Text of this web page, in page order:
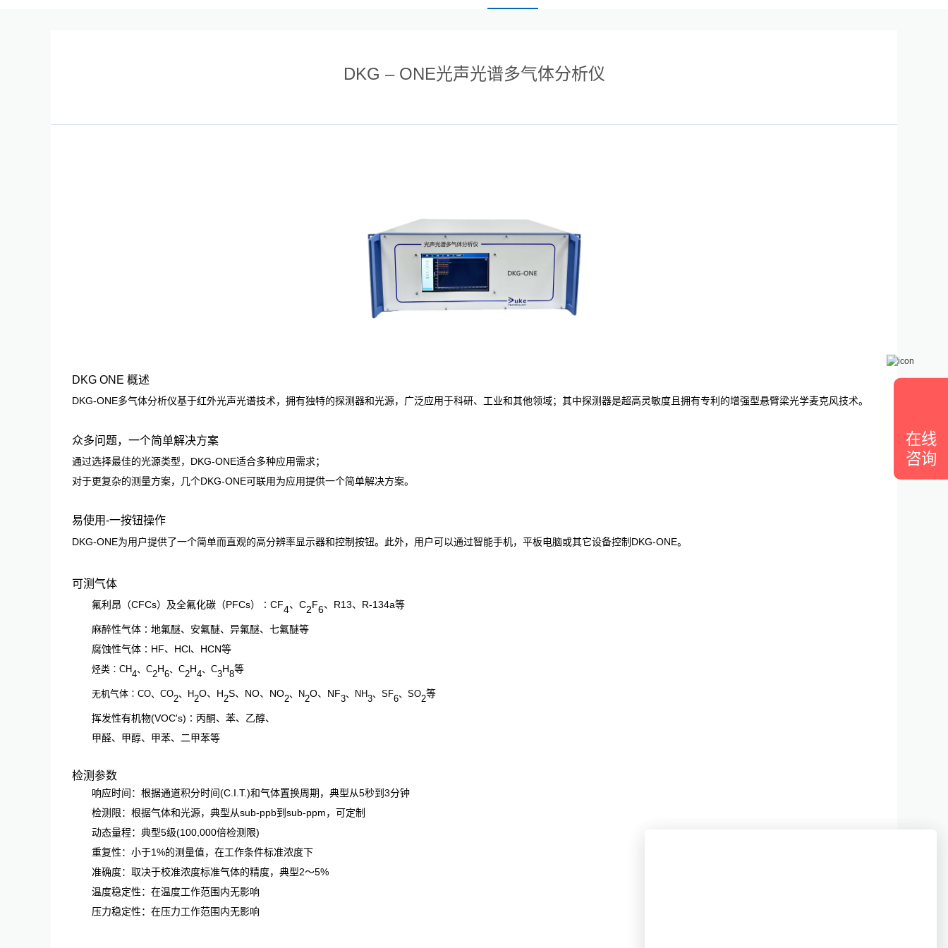
DKG – ONE光声光谱多气体分析仪
DKG ONE 概述
DKG-ONE多气体分析仪基于红外光声光谱技术，拥有独特的探测器和光源，广泛应用于科研、工业和其他领域；其中探测器是超高灵敏度且拥有专利的增强型悬臂梁光学麦克风技术。
众多问题，一个简单解决方案
通过选择最佳的光源类型，DKG-ONE适合多种应用需求；
对于更复杂的测量方案，几个DKG-ONE可联用为应用提供一个简单解决方案。
易使用-一按钮操作
DKG-ONE为用户提供了一个简单而直观的高分辨率显示器和控制按钮。此外，用户可以通过智能手机，平板电脑或其它设备控制DKG-ONE。
可测气体
氟利昂（CFCs）及全氟化碳（PFCs）∶CF4、C2F6、R13、R-134a等
麻醉性气体∶地氟醚、安氟醚、异氟醚、七氟醚等
腐蚀性气体∶HF、HCl、HCN等
烃类∶CH4、C2H6、C2H4、C3H8等
无机气体∶CO、CO2、H2O、H2S、NO、NO2、N2O、NF3、NH3、SF6、SO2等
挥发性有机物(VOC's)∶丙酮、苯、乙醇、
甲醛、甲醇、甲苯、二甲苯等
检测参数
响应时间：根据通道积分时间(C.I.T.)和气体置换周期，典型从5秒到3分钟
检测限：根据气体和光源，典型从sub-ppb到sub-ppm，可定制
动态量程：典型5级(100,000倍检测限)
重复性：小于1%的测量值，在工作条件标准浓度下
准确度：取决于校准浓度标准气体的精度，典型2～5%
温度稳定性：在温度工作范围内无影响
压力稳定性：在压力工作范围内无影响
在线
咨询